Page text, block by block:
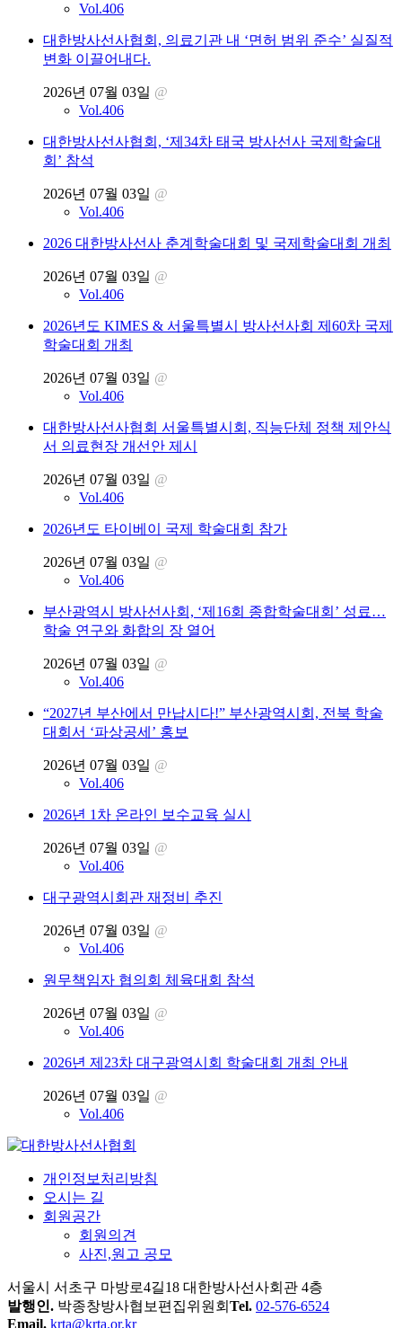
Vol.406
대한방사선사협회, 의료기관 내 ‘면허 범위 준수’ 실질적
변화 이끌어내다.
2026년 07월 03일 @
Vol.406
대한방사선사협회, ‘제34차 태국 방사선사 국제학술대
회’ 참석
2026년 07월 03일 @
Vol.406
2026 대한방사선사 춘계학술대회 및 국제학술대회 개최
2026년 07월 03일 @
Vol.406
2026년도 KIMES & 서울특별시 방사선사회 제60차 국제
학술대회 개최
2026년 07월 03일 @
Vol.406
대한방사선사협회 서울특별시회, 직능단체 정책 제안식
서 의료현장 개선안 제시
2026년 07월 03일 @
Vol.406
2026년도 타이베이 국제 학술대회 참가
2026년 07월 03일 @
Vol.406
부산광역시 방사선사회, ‘제16회 종합학술대회’ 성료…
학술 연구와 화합의 장 열어
2026년 07월 03일 @
Vol.406
“2027년 부산에서 만납시다!” 부산광역시회, 전북 학술
대회서 ‘파상공세’ 홍보
2026년 07월 03일 @
Vol.406
2026년 1차 온라인 보수교육 실시
2026년 07월 03일 @
Vol.406
대구광역시회관 재정비 추진
2026년 07월 03일 @
Vol.406
원무책임자 협의회 체육대회 참석
2026년 07월 03일 @
Vol.406
2026년 제23차 대구광역시회 학술대회 개최 안내
2026년 07월 03일 @
Vol.406
개인정보처리방침
오시는 길
회원공간
회원의견
사진,원고 공모
서울시 서초구 마방로4길18 대한방사선사회관 4층
발행인. 박종창방사협보편집위원회 Tel. 02-576-6524
Email. krta@krta.or.kr